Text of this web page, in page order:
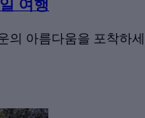
여행
의 아름다움을 포착하